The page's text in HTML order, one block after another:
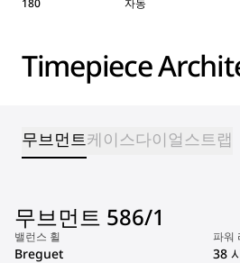
180
자동
Timepiece
무브먼트케이스다이얼스트랩
무브먼트 586/1
밸런스 휠
Breguet
파워
38